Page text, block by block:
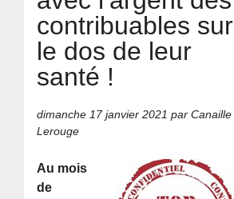
contribuables sur
le dos de leur
santé !
dimanche 17 janvier 2021 par Canaille
Lerouge
Au mois
de